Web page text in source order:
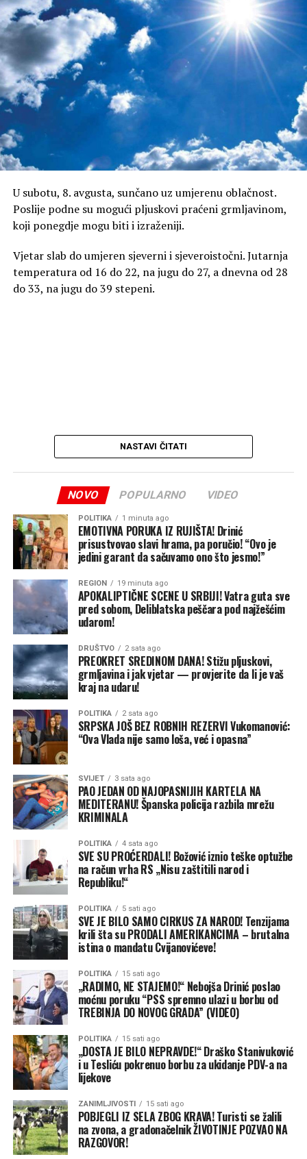
u jednom momentu, koštao je i 4 KM.
(Srpskainfo)
U subotu, 8. avgusta, sunčano uz umjerenu oblačnost.
Poslije podne su mogući pljuskovi praćeni grmljavinom,
koji ponegdje mogu biti i izraženiji.
Vjetar slab do umjeren sjeverni i sjeveroistočni. Jutarnja
temperatura od 16 do 22, na jugu do 27, a dnevna od 28
do 33, na jugu do 39 stepeni.
NASTAVI ČITATI
NOVO POPULARNO VIDEO
POLITIKA 1 minuta ago
EMOTIVNA PORUKA IZ RUJIŠTA! Drinić
prisustvovao slavi hrama, pa poručio! “Ovo je
jedini garant da sačuvamo ono što jesmo!”
REGION 19 minuta ago
APOKALIPTIČNE SCENE U SRBIJI! Vatra guta sve
pred sobom, Deliblatska peščara pod najžešćim
udarom!
DRUŠTVO 2 sata ago
PREOKRET SREDINOM DANA! Stižu pljuskovi,
grmljavina i jak vjetar — provjerite da li je vaš
kraj na udaru!
POLITIKA 2 sata ago
SRPSKA JOŠ BEZ ROBNIH REZERVI Vukomanović:
“Ova Vlada nije samo loša, već i opasna”
SVIJET 3 sata ago
PAO JEDAN OD NAJOPASNIJIH KARTELA NA
MEDITERANU! Španska policija razbila mrežu
KRIMINALA
POLITIKA 4 sata ago
SVE SU PROĆERDALI! Božović iznio teške optužbe
na račun vrha RS „Nisu zaštitili narod i
Republiku!“
POLITIKA 5 sati ago
SVE JE BILO SAMO CIRKUS ZA NAROD! Tenzijama
krili šta su PRODALI AMERIKANCIMA – brutalna
istina o mandatu Cvijanovićeve!
POLITIKA 15 sati ago
„RADIMO, NE STAJEMO!“ Nebojša Drinić poslao
moćnu poruku “PSS spremno ulazi u borbu od
TREBINJA DO NOVOG GRADA” (VIDEO)
POLITIKA 15 sati ago
„DOSTA JE BILO NEPRAVDE!“ Draško Stanivuković
i u Tesliću pokrenuo borbu za ukidanje PDV-a na
lijekove
ZANIMLJIVOSTI 15 sati ago
POBJEGLI IZ SELA ZBOG KRAVA! Turisti se žalili
na zvona, a gradonačelnik ŽIVOTINJE POZVAO NA
RAZGOVOR!